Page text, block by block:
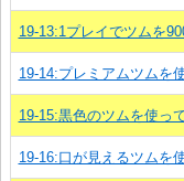
19-13:1プレイでツムを
19-14:プレミアムツムを
19-15:黒色のツムを使っ
19-16:口が見えるツムを